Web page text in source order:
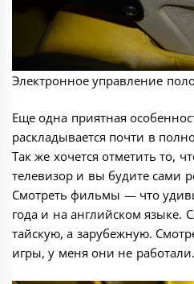
Электронное управление
Еще одна приятная
раскладывается почти в
Так же хочется отметить то,
телевизор и вы будите сами
Смотреть фильмы — что
года и на английском языке.
тайскую, а зарубежную.
игры, у меня они не работали.